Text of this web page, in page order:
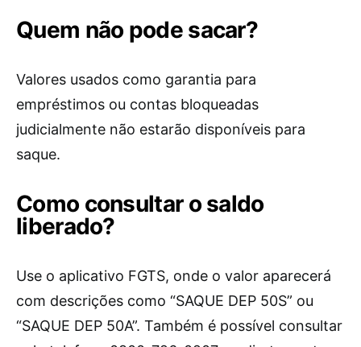
Quem não pode sacar?
Valores usados como garantia para
empréstimos ou contas bloqueadas
judicialmente não estarão disponíveis para
saque.
Como consultar o saldo
liberado?
Use o aplicativo FGTS, onde o valor aparecerá
com descrições como “SAQUE DEP 50S” ou
“SAQUE DEP 50A”. Também é possível consultar